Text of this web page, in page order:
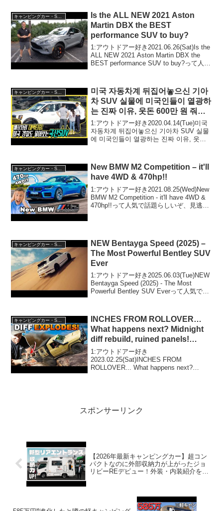
Is the ALL NEW 2021 Aston
Martin DBX the BEST
performance SUV to buy?
1:アウトドアー好き2021.06.26(Sat)Is the
ALL NEW 2021 Aston Martin DBX the
BEST performance SUV to buy?って人気
キャンピングカー・SUV人気車種
미국 자동차계 뒤집어놓으신 기아
차 SUV 실물에 미국인들이 열광하
는 진짜 이유, 웃돈 600만 원 줘도
3개월 대기
1:アウトドアー好き2020.04.14(Tue)미국
자동차계 뒤집어놓으신 기아차 SUV 실물
에 미국인들이 열광하는 진짜 이유, 웃돈
アー好き2...
New BMW M2 Competition – it'll
have 4WD & 470hp!!
1:アウトドアー好き2021.08.25(Wed)New
BMW M2 Competition - it'll have 4WD &
470hp!!って人気で話題らしいぞ、見逃さ
キャンピングカー・SUV人気車種
NEW Bentayga Speed (2025) –
The Most Powerful Bentley SUV
Ever
1:アウトドアー好き2025.06.03(Tue)NEW
Bentayga Speed (2025) - The Most
Powerful Bentley SUV Everって人気で話
キャンピングカー・SUV人気車種
INCHES FROM ROLLOVER…
What happens next? Midnight
diff rebuild, ruined panels!
Glass House Mtns
1:アウトドアー好き
2023.02.25(Sat)INCHES FROM
ROLLOVER... What happens next?
スポンサーリンク
【2026年最新キャンピングカー】超コン
パクトなのに外部収納力が上がったジョ
リビーREデビュー！外装・内装紹介を先